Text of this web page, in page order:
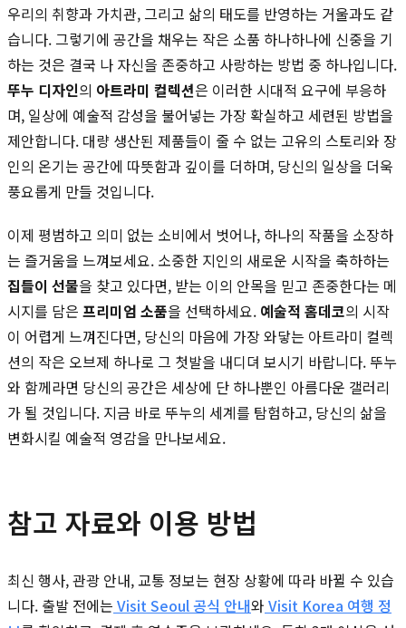
우리의 취향과 가치관, 그리고 삶의 태도를 반영하는 거울과도 같
습니다. 그렇기에 공간을 채우는 작은 소품 하나하나에 신중을 기
하는 것은 결국 나 자신을 존중하고 사랑하는 방법 중 하나입니다.
뚜누 디자인의 아트라미 컬렉션은 이러한 시대적 요구에 부응하
며, 일상에 예술적 감성을 불어넣는 가장 확실하고 세련된 방법을
제안합니다. 대량 생산된 제품들이 줄 수 없는 고유의 스토리와 장
인의 온기는 공간에 따뜻함과 깊이를 더하며, 당신의 일상을 더욱
풍요롭게 만들 것입니다.
이제 평범하고 의미 없는 소비에서 벗어나, 하나의 작품을 소장하
는 즐거움을 느껴보세요. 소중한 지인의 새로운 시작을 축하하는
집들이 선물을 찾고 있다면, 받는 이의 안목을 믿고 존중한다는 메
시지를 담은 프리미엄 소품을 선택하세요. 예술적 홈데코의 시작
이 어렵게 느껴진다면, 당신의 마음에 가장 와닿는 아트라미 컬렉
션의 작은 오브제 하나로 그 첫발을 내디뎌 보시기 바랍니다. 뚜누
와 함께라면 당신의 공간은 세상에 단 하나뿐인 아름다운 갤러리
가 될 것입니다. 지금 바로 뚜누의 세계를 탐험하고, 당신의 삶을
변화시킬 예술적 영감을 만나보세요.
참고 자료와 이용 방법
최신 행사, 관광 안내, 교통 정보는 현장 상황에 따라 바뀔 수 있습
니다. 출발 전에는 Visit Seoul 공식 안내와 Visit Korea 여행 정